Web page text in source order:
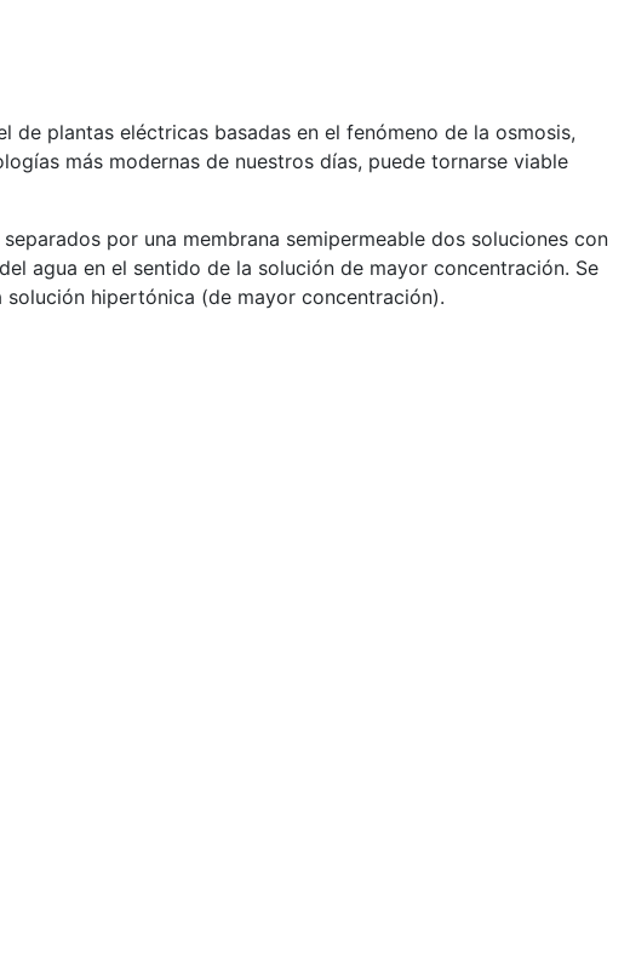
plantas eléctricas basadas en el fenómeno de la osmosis,
más modernas de nuestros días, puede tornarse viable
por una membrana semipermeable dos soluciones con
agua en el sentido de la solución de mayor concentración. Se
hipertónica (de mayor concentración).